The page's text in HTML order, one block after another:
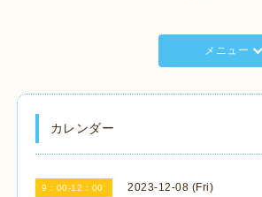
メニュー
カレンダー
9：00-12：00 2023-12-08 (Fri)